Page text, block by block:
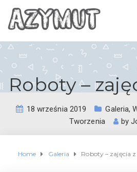
Roboty –
18 września 2019 Galeria,
Tworzenia
by
Home Galeria Roboty – zajęcia z